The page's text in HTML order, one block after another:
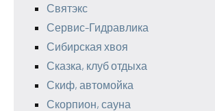
Святэкс
Сервис-Гидравлика
Сибирская хвоя
Сказка, клуб отдыха
Скиф, автомойка
Скорпион, сауна